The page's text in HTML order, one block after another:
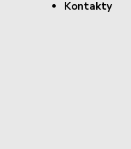
Kontakty